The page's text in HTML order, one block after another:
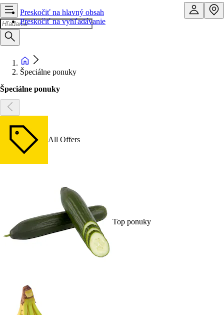
Preskočiť na hlavný obsah
Preskočiť na vyhľadávanie
Špeciálne ponuky
Špeciálne ponuky
All Offers
Top ponuky